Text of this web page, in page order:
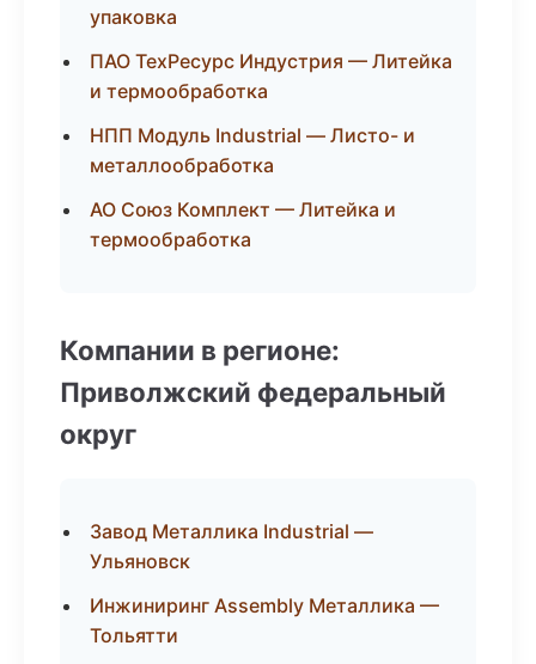
упаковка
ПАО ТехРесурс Индустрия — Литейка
и термообработка
НПП Модуль Industrial — Листо- и
металлообработка
АО Союз Комплект — Литейка и
термообработка
Компании в регионе:
Приволжский федеральный
округ
Завод Металлика Industrial —
Ульяновск
Инжиниринг Assembly Металлика —
Тольятти